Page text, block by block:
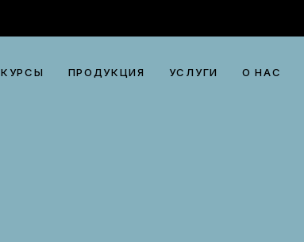
КУРСЫ ПРОДУКЦИЯ УСЛУГИ О НАС